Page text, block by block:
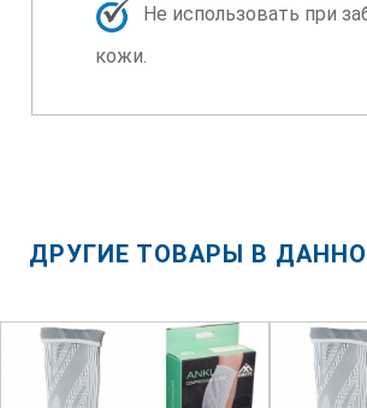
Не использовать при
кожи.
ДРУГИЕ ТОВАРЫ В